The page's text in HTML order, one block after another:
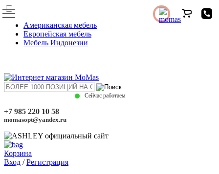
Американская мебель
Европейская мебель
Мебель Индонезии
Сейчас работаем
+7 985 220 10 58
momasopt@yandex.ru
Корзина
Вход /Регистрация